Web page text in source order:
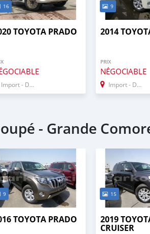
16
TOYOTA PRADO
Import - Dubai
9
2014
PRIX
NÉGOCIABLE
Import - Dubai
- Grande
9
TOYOTA PRADO
15
2019
CRUISER